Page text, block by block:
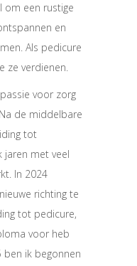
om een rustige
en
Als pedicure
ze verdienen.
voor zorg
de middelbare
tot
jaren met veel
In 2024
richting te
tot pedicure,
voor heb
ik begonnen